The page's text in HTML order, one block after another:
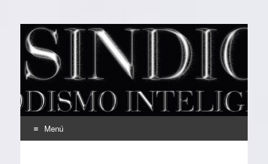
EL SINDICAL
Periodismo Inteligente
Menú